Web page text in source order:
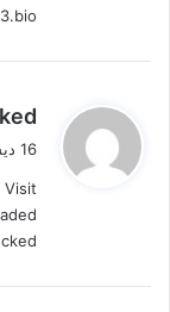
ي
ل
16 ديسمبر، 2024 الساعة 6:17 م
Visit